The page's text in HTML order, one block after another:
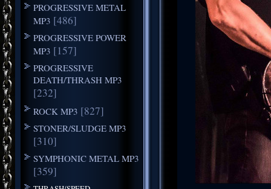
PROGRESSIVE METAL
MP3 [486]
PROGRESSIVE POWER
MP3 [157]
PROGRESSIVE
DEATH/THRASH MP3
[232]
ROCK MP3 [827]
STONER/SLUDGE MP3
[310]
SYMPHONIC METAL MP3
[359]